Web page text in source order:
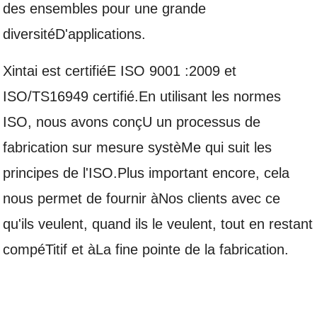
des ensembles pour une grande
diversitéD'applications.
Xintai est certifiéE ISO 9001 :2009 et
ISO/TS16949 certifié.En utilisant les normes
ISO, nous avons conçU un processus de
fabrication sur mesure systèMe qui suit les
principes de l'ISO.Plus important encore, cela
nous permet de fournir àNos clients avec ce
qu'ils veulent, quand ils le veulent, tout en restant
compéTitif et àLa fine pointe de la fabrication.